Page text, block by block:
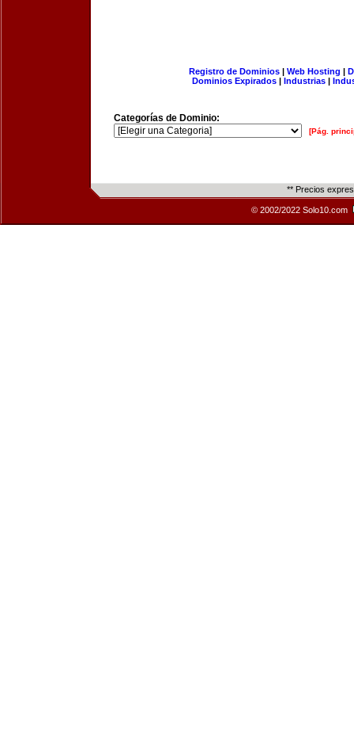
Registro de Dominios| Web Hosting |
Dominios Expirados | Industrias |
Categorías de Dominio:
[Pág.
** Precios
© 2002/2022 Solo10.com